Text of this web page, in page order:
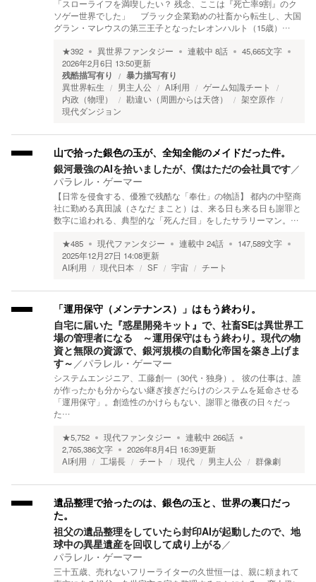
「スローライフを満喫したい？ 残念、ここは『死亡率9割』のク
ソゲー世界でした」 ブラック企業勤めの社畜から転生し、大国
グラン・マレウスの第三王子となったレオンハルト（15歳）…
★392 異世界ファンタジー 連載中 8話 45,665文字
2026年2月6日 13:50更新
残酷描写有り 暴力描写有り
異世界転生 男主人公 AI利用
ゲーム知識チート
内政（物理）
勘違い（周囲からは天啓）
架空原作
現代ダンジョン
山で拾った銀色の玉が、全知全能のメイドだった件。
銀河最強のAIを拾いましたが、僕はただの会社員です／
パラレル・ゲーマー
【日常を侵食する、優雅で残酷な「奉仕」の物語】 都内の中堅商
社に勤める真田誠（さなだ まこと）は、来る日も来る日も謝罪と
数字に追われる、典型的な「死んだ目」をしたサラリーマン。…
★485 現代ファンタジー 連載中 24話 147,589文字
2025年12月27日 14:08更新
AI利用
現代日本 SF 宇宙 チート
「運用保守（メンテナンス）」はもう終わり。
自宅に届いた『惑星開発キット』で、社畜SEは異世界工
場の管理者になる ～運用保守はもう終わり。現代の物
資と無限の資源で、銀河規模の自動化帝国を築き上げま
す～ ／パラレル・ゲーマー
システムエンジニア、工藤創一（30代・独身）。 彼の仕事は、誰
が作ったかも分からない継ぎ接ぎだらけのシステムを延命させる
「運用保守」。創造性のかけらもない、謝罪と徹夜の日々だっ
た…
★5,752 現代ファンタジー 連載中 266話
2,765,386文字 2026年8月4日 16:39更新
AI利用
工場長 チート 現代 男主人公 群像劇
遺品整理で拾ったのは、銀色の玉と、世界の裏口だっ
た。
祖父の遺品整理をしていたら封印AIが起動したので、地
球中の異星遺産を回収して成り上がる／
パラレル・ゲーマー
三十五歳、売れないフリーライターの久世恒一は、親に頼まれて